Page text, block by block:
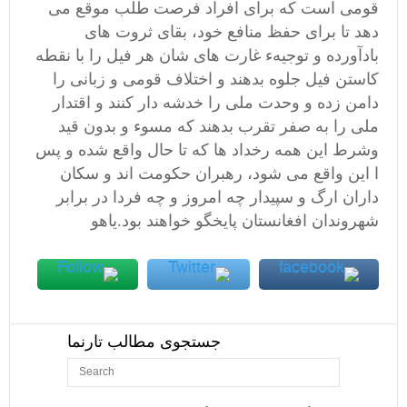
قومی است که برای افراد فرصت طلب موقع می
دهد تا برای حفظ منافع خود، بقای ثروت های
بادآورده و توجیهء غارت های شان هر فیل را با نقطه
کاستن فیل جلوه بدهند و اختلاف قومی و زبانی را
دامن زده و وحدت ملی را خدشه دار کنند و اقتدار
ملی را به صفر تقرب بدهند که مسوء و بدون قید
وشرط این همه رخداد ها که تا حال واقع شده و پس
ا این واقع می شود، رهبران حکومت اند و سکان
داران ارگ و سپیدار چه امروز و چه فردا در برابر
شهروندان افغانستان پایخگو خواهند بود.یاهو
جستجوی مطالب تارنما